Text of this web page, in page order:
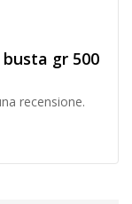
busta gr 500
recensione.